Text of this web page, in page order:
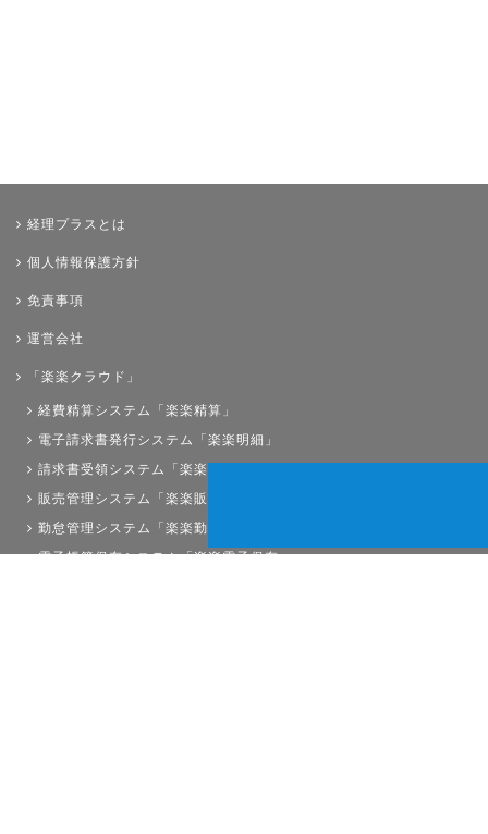
経理プラスとは
個人情報保護方針
免責事項
運営会社
「楽楽クラウド」
経費精算システム「楽楽精算」
電子請求書発行システム「楽楽明細」
請求書受領システム「楽楽請求」
販売管理システム「楽楽販売」
勤怠管理システム「楽楽勤怠」
電子帳簿保存システム「楽楽電子保存」